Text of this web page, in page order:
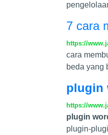
7 cara
https://
cara
beda yang
plugin
https://
plugin
plugin-